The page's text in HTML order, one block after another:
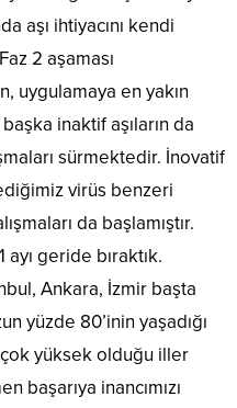
aşı ihtiyacını kendi
2 aşaması
uygulamaya en yakın
başka inaktif aşıların da
sürmektedir. İnovatif
virüs benzeri
da başlamıştır.
ayı geride bıraktık.
Ankara, İzmir başta
yüzde 80’inin yaşadığı
yüksek olduğu iller
başarıya inancımızı